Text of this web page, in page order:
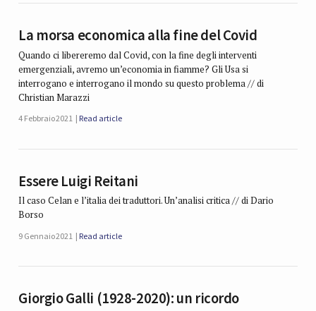
La morsa economica alla fine del Covid
Quando ci libereremo dal Covid, con la fine degli interventi
emergenziali, avremo un’economia in fiamme? Gli Usa si
interrogano e interrogano il mondo su questo problema // di
Christian Marazzi
4 Febbraio 2021 Read article
Essere Luigi Reitani
Il caso Celan e l’italia dei traduttori. Un’analisi critica // di Dario
Borso
9 Gennaio 2021 Read article
Giorgio Galli (1928-2020): un ricordo